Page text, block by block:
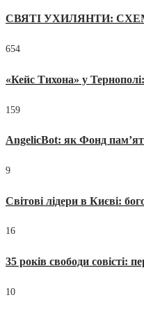
СВЯТІ УХИЛЯНТИ:
654
«Кейс Тихона» у
159
AngelicBot: як Фонд
9
Світові лідери в Києві:
16
35 років свободи совісті:
10